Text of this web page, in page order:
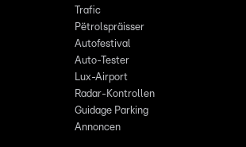
Trafic
Pëtrolspräisser
Autofestival
Auto-Tester
Lux-Airport
Radar-Kontrollen
Guidage Parking
Annoncen